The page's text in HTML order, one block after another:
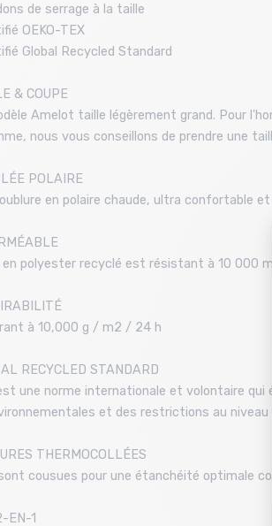
de serrage à la taille
OEKO-TEX
Global Recycled Standard
& COUPE
Amelot taille légèrement grand. Pour
nous vous conseillons de prendre une
POLAIRE
en polaire chaude, ultra confortable
polyester recyclé est résistant à 10 000
à 10,000 g / m2 / 24 h
RECYCLED STANDARD
une norme internationale et volontaire
et des restrictions au
THERMOCOLLÉES
cousues pour une étanchéité optimale
EN-1